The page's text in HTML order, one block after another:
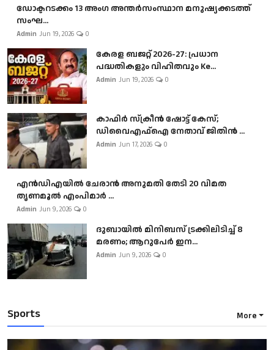
ഡോക്ടറടക്കം 13 അംഗ അന്തർസംസ്ഥാന മനുഷ്യക്കടത്ത്
സംഘ...
Admin Jun 19, 2026 0
കേരള ബജറ്റ് 2026-27: പ്രധാന
പദ്ധതികളും വിഹിതവും Ke...
Admin Jun 19, 2026 0
കാഫിർ സ്‌ക്രീൻ ഷോട്ട് കേസ്;
ഡിവൈഎഫ്ഐ നേതാവ് ജിതിൻ ...
Admin Jun 17, 2026 0
എൻഡിഎയിൽ ചേരാൻ അനുമതി തേടി 20 വിമത
തൃണമൂൽ എംപിമാർ ...
Admin Jun 9, 2026 0
ദുബായിൽ മിനിബസ്​ ട്രക്കിലിടിച്ച് 8
മരണം; ആറുപേർ ഇന...
Admin Jun 9, 2026 0
Sports More